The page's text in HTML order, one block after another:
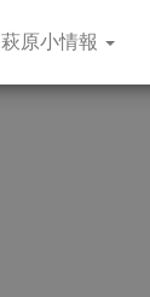
萩原小情報